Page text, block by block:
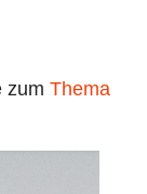
zum Thema